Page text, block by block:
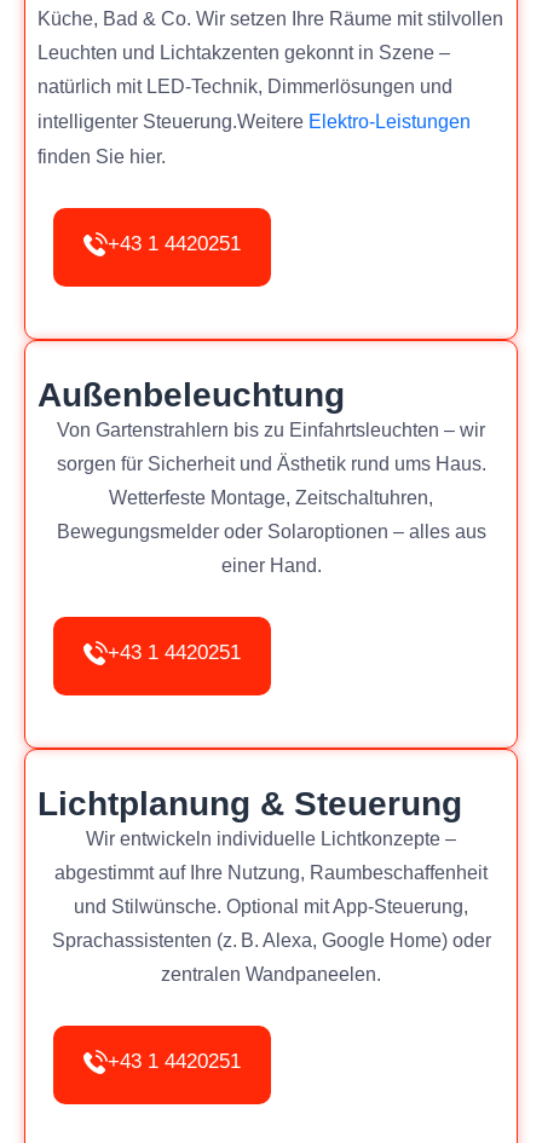
Küche, Bad & Co. Wir setzen Ihre Räume mit stilvollen
Leuchten und Lichtakzenten gekonnt in Szene –
natürlich mit LED-Technik, Dimmerlösungen und
intelligenter Steuerung.Weitere Elektro-Leistungen
finden Sie hier.
+43 1 4420251
Außenbeleuchtung
Von Gartenstrahlern bis zu Einfahrtsleuchten – wir
sorgen für Sicherheit und Ästhetik rund ums Haus.
Wetterfeste Montage, Zeitschaltuhren,
Bewegungsmelder oder Solaroptionen – alles aus
einer Hand.
+43 1 4420251
Lichtplanung & Steuerung
Wir entwickeln individuelle Lichtkonzepte –
abgestimmt auf Ihre Nutzung, Raumbeschaffenheit
und Stilwünsche. Optional mit App-Steuerung,
Sprachassistenten (z. B. Alexa, Google Home) oder
zentralen Wandpaneelen.
+43 1 4420251